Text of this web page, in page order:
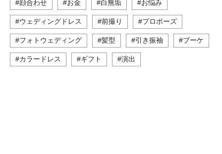
#顔合わせ #お金 #白無垢 #お悩み
#ウェディングドレス #前撮り #プロポーズ
#フォトウェディング #髪型 #引き振袖 #ブーケ
#カラードレス #ギフト #演出